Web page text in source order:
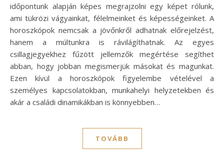
időpontunk alapján képes megrajzolni egy képet rólunk,
ami tükrözi vágyainkat, félelmeinket és képességeinket. A
horoszkópok nemcsak a jövőnkről adhatnak előrejelzést,
hanem a múltunkra is rávilágíthatnak. Az egyes
csillagjegyekhez fűzött jellemzők megértése segíthet
abban, hogy jobban megismerjük másokat és magunkat.
Ezen kívül a horoszkópok figyelembe vételével a
személyes kapcsolatokban, munkahelyi helyzetekben és
akár a családi dinamikákban is könnyebben…
TOVÁBB